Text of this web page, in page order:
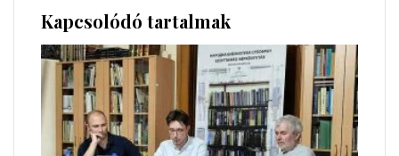
Kapcsolódó tartalmak